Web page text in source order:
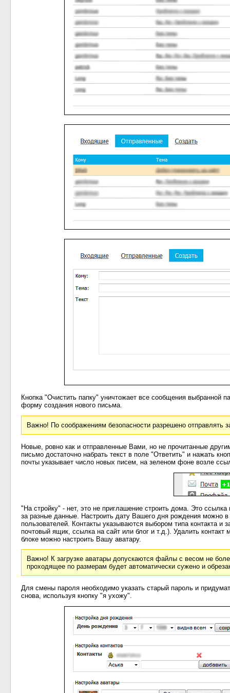
Кнопка "Очистить папку" уничтожает все сообщения выбранной
форму создания нового письма.
Важно! По соображениям безопасности разрешено отправлять
Новые, ровно как и отправленные Вами, но не прочитанные
письмо достаточно набрать текст в поле "Ответить" и нажать
почты указывает число новых писем, на зеленом фоне возле
"На стройку" - нет, это не приглашение строить дома. Это
за разные данные. Настроить дату Вашего дня рождения можно
пользователей. Контакты указываются выбором типа контакта и
почтовый ящик, ссылка на сайт или блог и т.д.). Удалить
блоке можно настроить Вашу аватару.
Важно! К загрузке аватары допускаются файлы с весом не
проходящее по размерам будет автоматически сужено и
Для смены пароля необходимо указать старый пароль и
снова, используя кнопку "я ухожу".